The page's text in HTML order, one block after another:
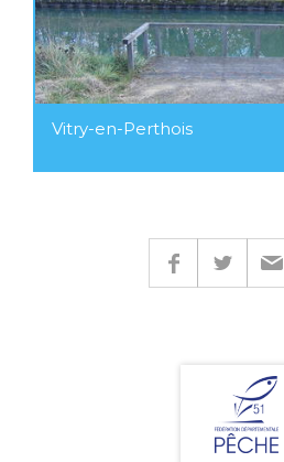
Vitry-en-Perthois